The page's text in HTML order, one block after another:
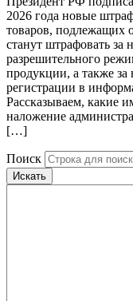
2026 года новые
товаров, подлежащих
станут штрафовать за
разрешительного
продукции, а также
регистрации в
Рассказываем, какие
наложение
[…]
Поиск
Искать